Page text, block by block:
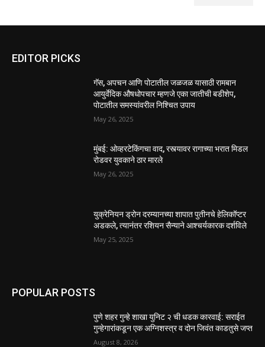
EDITOR PICKS
गॅस, अपचन आणि पोटातील जळजळ यासाठी रामबान
आयुर्वेदिक औषधोपचार म्हणजे एका जातीची बडीशेप,
पोटातील समस्यांवरील निश्चित उपाय
May 26, 2025
मुंबई: ओव्हरटेकिंगचा वाद, रस्त्यावर रागाच्या भरात मिडल
रोडवर युवकाने ठार मारले
May 26, 2025
युक्रेनियन ड्रोन दरम्यानच्या शापात पुतीनचे हेलिकॉप्टर
अडकले, त्यानंतर रशियन सैन्याने आश्चर्यकारक दर्शविले
May 25, 2025
POPULAR POSTS
पुणे शहर गुन्हे शाखा युनिट २ ची धडक कारवाई: सराईत
गुन्हेगारांकडून एक अग्निशस्त्र व दोन जिवंत काडतुसे जप्त
August 8, 2026